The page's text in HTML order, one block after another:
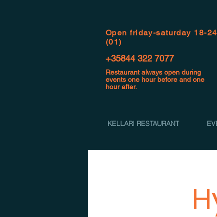
Open friday-saturday 18-24
(01)
+35844 322 7077
Restaurant always open during
events one hour before and one
hour after.
KELLARI RESTAURANT